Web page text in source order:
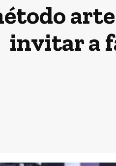
invitar a